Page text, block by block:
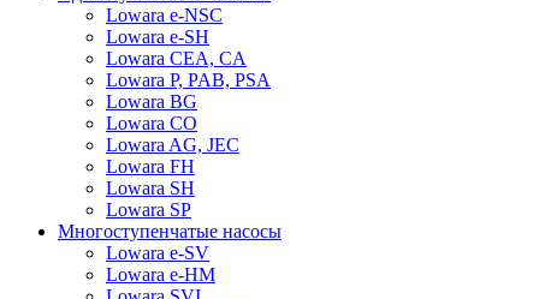
Lowara e-NSC
Lowara e-SH
Lowara CEA, CA
Lowara P, PAB, PSA
Lowara BG
Lowara CO
Lowara AG, JEC
Lowara FH
Lowara SH
Lowara SP
Многоступенчатые насосы
Lowara e-SV
Lowara e-HM